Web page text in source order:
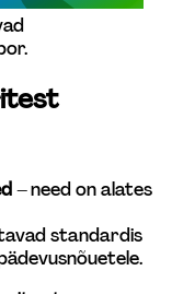
– need on alates
standardis